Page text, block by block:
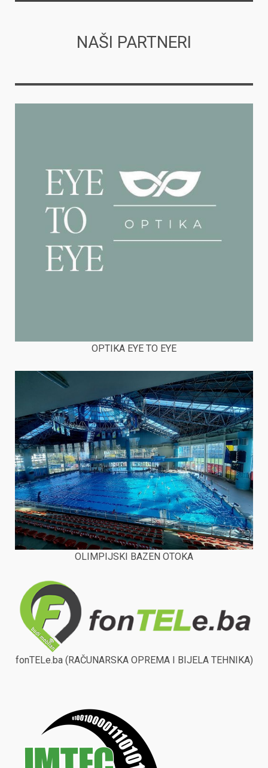
NAŠI PARTNERI
OPTIKA EYE TO EYE
OLIMPIJSKI BAZEN OTOKA
fonTELe.ba (RAČUNARSKA OPREMA I BIJELA TEHNIKA)